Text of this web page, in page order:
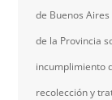
de Buenos
de la Provincia
incumplimiento
recolección y